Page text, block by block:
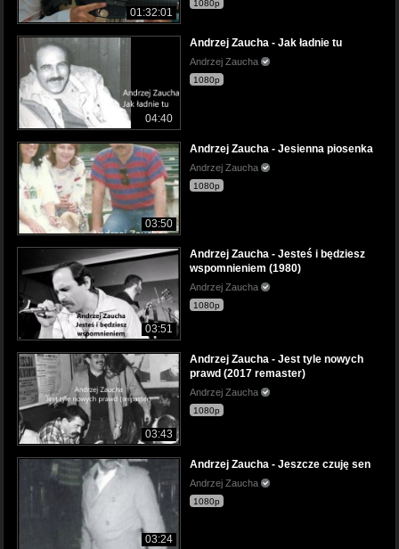
01:32:01
1080p
04:40
Andrzej Zaucha - Jak ładnie tu
Andrzej Zaucha
1080p
03:50
Andrzej Zaucha - Jesienna piosenka
Andrzej Zaucha
1080p
03:51
Andrzej Zaucha - Jesteś i będziesz
wspomnieniem (1980)
Andrzej Zaucha
1080p
03:43
Andrzej Zaucha - Jest tyle nowych
prawd (2017 remaster)
Andrzej Zaucha
1080p
03:24
Andrzej Zaucha - Jeszcze czuję sen
Andrzej Zaucha
1080p